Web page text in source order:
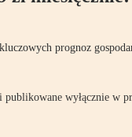
prognoz
publikowane wyłącznie w